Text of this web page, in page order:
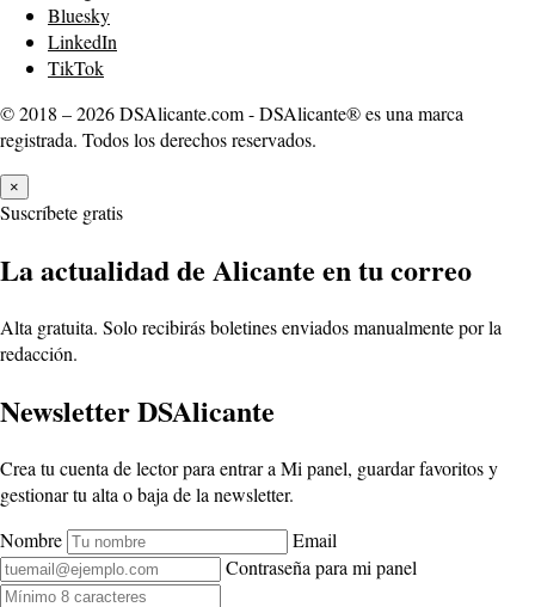
Bluesky
LinkedIn
TikTok
© 2018 – 2026 DSAlicante.com - DSAlicante® es una marca
registrada. Todos los derechos reservados.
×
Suscríbete gratis
La actualidad de Alicante en tu correo
Alta gratuita. Solo recibirás boletines enviados manualmente por la
redacción.
Newsletter DSAlicante
Crea tu cuenta de lector para entrar a Mi panel, guardar favoritos y
gestionar tu alta o baja de la newsletter.
Nombre
Email
Contraseña para mi panel